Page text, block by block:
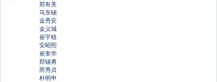
郑有美
马东锡
金秀安
金义城
崔宇植
安昭熙
崔奎华
郑锡勇
芮秀贞
朴明申